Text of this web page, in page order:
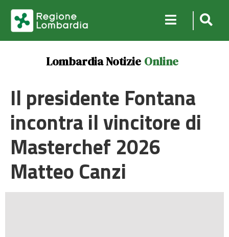
Lombardia Notizie Online
Il presidente Fontana
incontra il vincitore di
Masterchef 2026
Matteo Canzi